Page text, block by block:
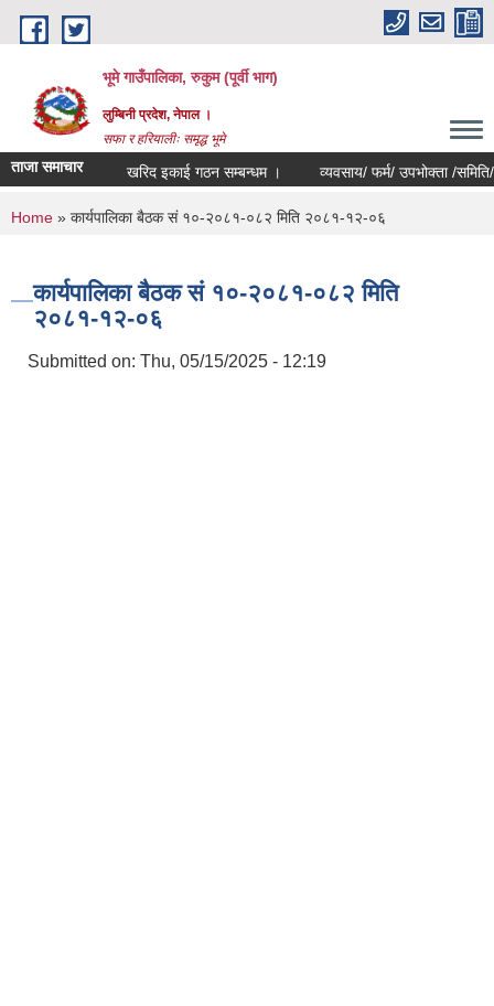
Skip to main content
भूमे गाउँपालिका, रुकुम (पूर्वी भाग)
लुम्बिनी प्रदेश, नेपाल ।
सफा र हरियालीः समृद्ध भूमे
ताजा समाचार खरिद इकाई गठन सम्बन्धम । व्यवसाय/ फर्म/ उपभोक्ता /समिति/ समुह/
You are here
Home » कार्यपालिका बैठक सं १०-२०८१-०८२ मिति २०८१-१२-०६
कार्यपालिका बैठक सं १०-२०८१-०८२ मिति
२०८१-१२-०६
Submitted on: Thu, 05/15/2025 - 12:19